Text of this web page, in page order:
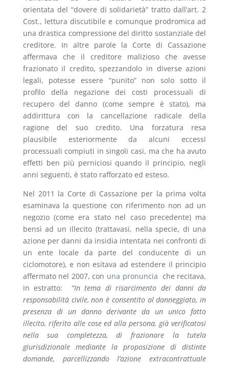
orientata del “dovere di solidarietà” tratto dall’art. 2
Cost., lettura discutibile e comunque prodromica ad
una drastica compressione del diritto sostanziale del
creditore. In altre parole la Corte di Cassazione
affermava che il creditore malizioso che avesse
frazionato il credito, spezzandolo in diverse azioni
legali, potesse essere “punito” non solo sotto il
profilo della negazione dei costi processuali di
recupero del danno (come sempre è stato), ma
addirittura con la cancellazione radicale della
ragione del suo credito. Una forzatura resa
plausibile esteriormente da alcuni eccessi
processuali compiuti in singoli casi, ma che ha avuto
effetti ben più perniciosi quando il principio, negli
anni seguenti, è stato rafforzato ed esteso.
Nel 2011 la Corte di Cassazione per la prima volta
esaminava la questione con riferimento non ad un
negozio (come era stato nel caso precedente) ma
bensì ad un illecito (trattavasi, nella specie, di una
azione per danni da insidia intentata nei confronti di
un ente locale da parte del conducente di un
ciclomotore), e non esitava ad estendere il principio
affermato nel 2007, con una pronuncia che recitava,
in estratto: “In tema di risarcimento dei danni da
responsabilità civile, non è consentito al danneggiato, in
presenza di un danno derivante da un unico fatto
illecito, riferito alle cose ed alla persona, già verificatosi
nella sua completezza, di frazionare la tutela
giurisdizionale mediante la proposizione di distinte
domande, parcellizzando l’azione extracontrattuale